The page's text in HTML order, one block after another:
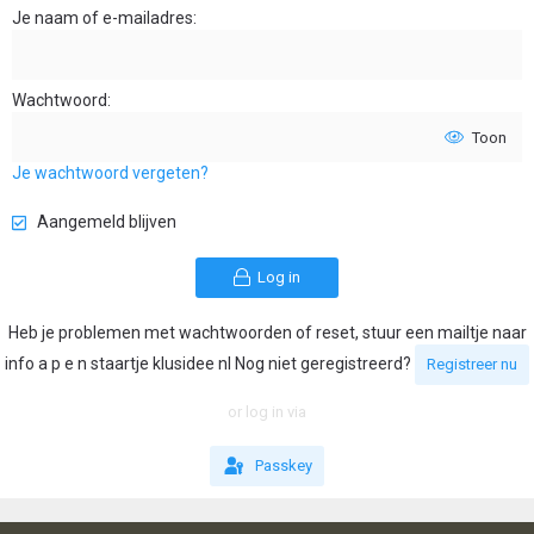
Je naam of e-mailadres
Wachtwoord
Toon
Je wachtwoord vergeten?
Aangemeld blijven
Log in
Heb je problemen met wachtwoorden of reset, stuur een mailtje naar
info a p e n staartje klusidee nl Nog niet geregistreerd?
Registreer nu
or log in via
Passkey